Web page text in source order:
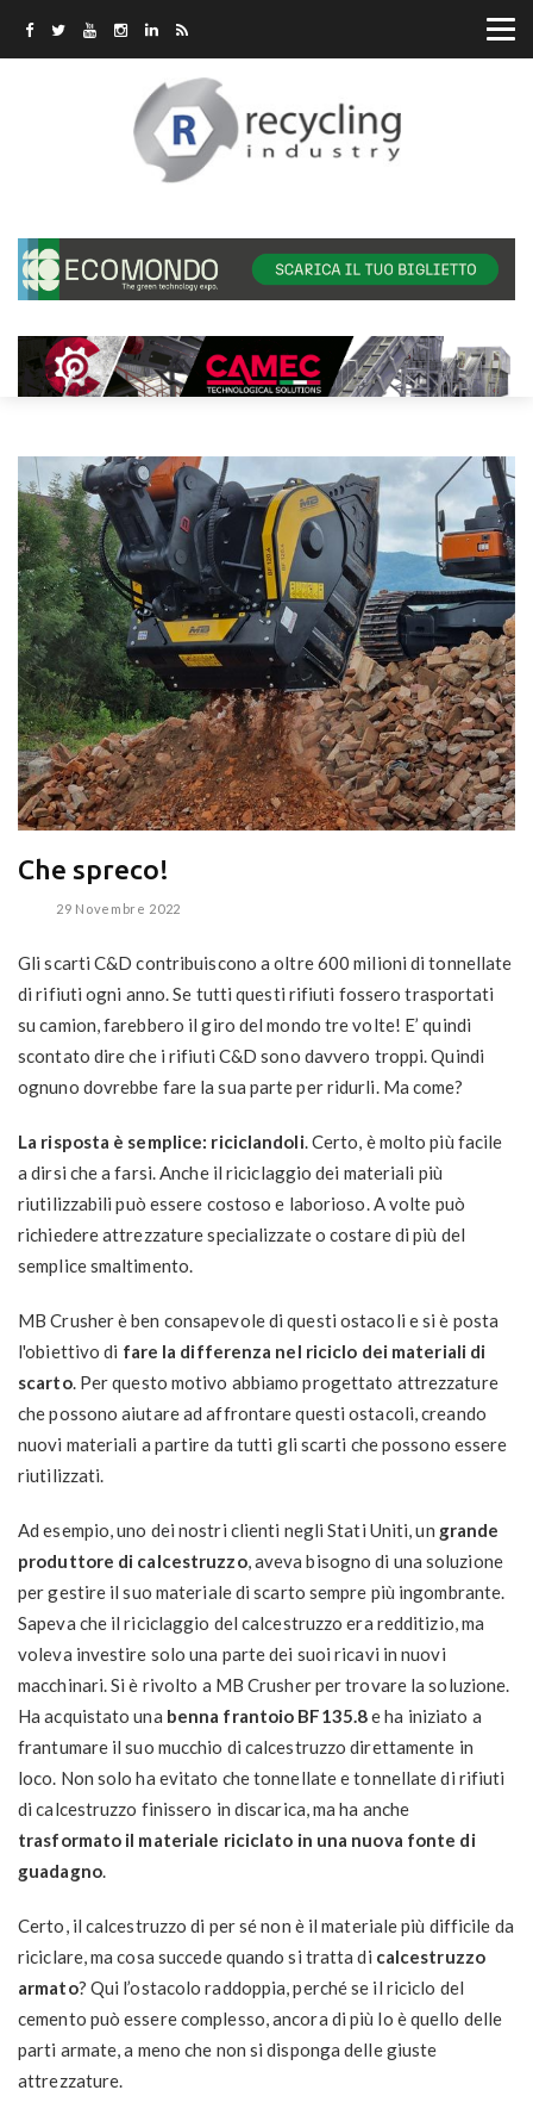
Che spreco!
29 Novembre 2022
Gli scarti C&D contribuiscono a oltre 600 milioni di tonnellate
di rifiuti ogni anno. Se tutti questi rifiuti fossero trasportati
su camion, farebbero il giro del mondo tre volte! E’ quindi
scontato dire che i rifiuti C&D sono davvero troppi. Quindi
ognuno dovrebbe fare la sua parte per ridurli. Ma come?
La risposta è semplice: riciclandoli. Certo, è molto più facile
a dirsi che a farsi. Anche il riciclaggio dei materiali più
riutilizzabili può essere costoso e laborioso. A volte può
richiedere attrezzature specializzate o costare di più del
semplice smaltimento.
MB Crusher è ben consapevole di questi ostacoli e si è posta
l'obiettivo di fare la differenza nel riciclo dei materiali di
scarto. Per questo motivo abbiamo progettato attrezzature
che possono aiutare ad affrontare questi ostacoli, creando
nuovi materiali a partire da tutti gli scarti che possono essere
riutilizzati.
Ad esempio, uno dei nostri clienti negli Stati Uniti, un grande
produttore di calcestruzzo, aveva bisogno di una soluzione
per gestire il suo materiale di scarto sempre più ingombrante.
Sapeva che il riciclaggio del calcestruzzo era redditizio, ma
voleva investire solo una parte dei suoi ricavi in nuovi
macchinari. Si è rivolto a MB Crusher per trovare la soluzione.
Ha acquistato una benna frantoio BF135.8e ha iniziato a
frantumare il suo mucchio di calcestruzzo direttamente in
loco. Non solo ha evitato che tonnellate e tonnellate di rifiuti
di calcestruzzo finissero in discarica, ma ha anche
trasformato il materiale riciclato in una nuova fonte di
guadagno.
Certo, il calcestruzzo di per sé non è il materiale più difficile da
riciclare, ma cosa succede quando si tratta di calcestruzzo
armato? Qui l’ostacolo raddoppia, perché se il riciclo del
cemento può essere complesso, ancora di più lo è quello delle
parti armate, a meno che non si disponga delle giuste
attrezzature.